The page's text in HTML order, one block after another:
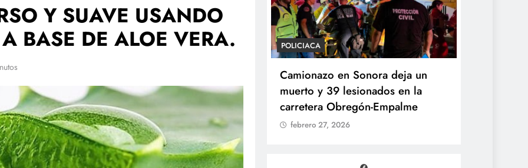
Y SUAVE USANDO
BASE DE ALOE VERA.
TECNOLOGÍA
redes sociales estará lista a finales
de agosto: Sheinbaum
febrero 27, 2026
POLICIACA
Camionazo en Sonora deja un
muerto y 39 lesionados en la
carretera Obregón-Empalme
febrero 27, 2026
POLÍTICA